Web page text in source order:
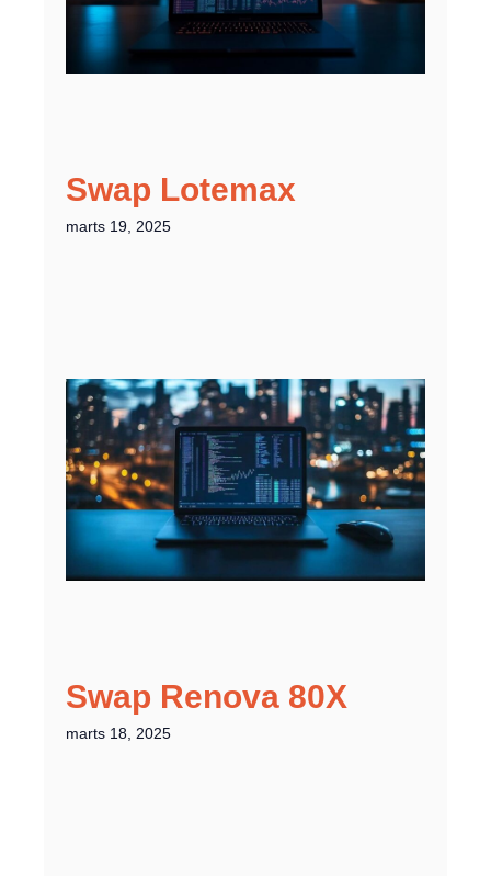
Swap Lotemax
marts 19, 2025
Swap Renova 80X
marts 18, 2025